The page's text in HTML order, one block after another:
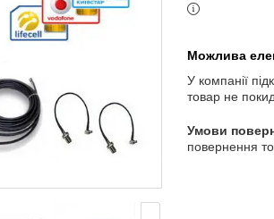
У компанії
товар не
повернення